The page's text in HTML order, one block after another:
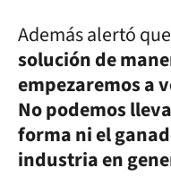
Además alertó que
solución de
empezaremos a
No podemos
forma ni el
industria en